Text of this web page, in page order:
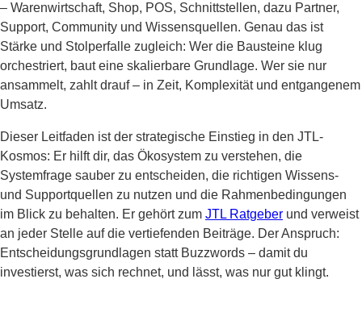
– Warenwirtschaft, Shop, POS, Schnittstellen, dazu Partner,
Support, Community und Wissensquellen. Genau das ist
Stärke und Stolperfalle zugleich: Wer die Bausteine klug
orchestriert, baut eine skalierbare Grundlage. Wer sie nur
ansammelt, zahlt drauf – in Zeit, Komplexität und entgangenem
Umsatz.
Dieser Leitfaden ist der strategische Einstieg in den JTL-
Kosmos: Er hilft dir, das Ökosystem zu verstehen, die
Systemfrage sauber zu entscheiden, die richtigen Wissens-
und Supportquellen zu nutzen und die Rahmenbedingungen
im Blick zu behalten. Er gehört zum JTL Ratgeber und verweist
an jeder Stelle auf die vertiefenden Beiträge. Der Anspruch:
Entscheidungsgrundlagen statt Buzzwords – damit du
investierst, was sich rechnet, und lässt, was nur gut klingt.